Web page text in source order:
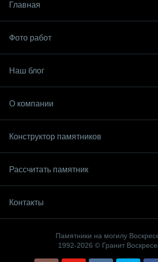
Главная
Фото работ
Наш блог
О компании
Конструктор памятников
Рассчитать памятник
Контакты
Памятники на могилу
1992-2026 © Гранит